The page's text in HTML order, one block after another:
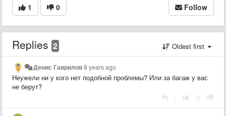
1 0 Follow
Replies 2 Oldest first
Денис Гаврилов8 years ago
Неужели ни у кого нет подобной проблемы? Или за багаж у вас
не берут?